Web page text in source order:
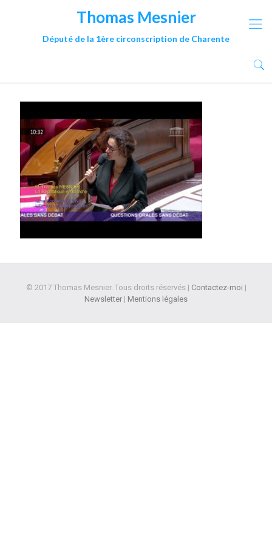
Thomas Mesnier
Député de la 1ère circonscription de Charente
© 2017 Thomas Mesnier. Tous droits réservés | Contactez-moi |
Newsletter | Mentions légales